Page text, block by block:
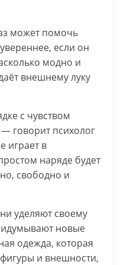
может помочь
если он
модно и
внешнему луку
с чувством
— говорит психолог
играет в
наряде будет
свободно и
уделяют своему
новые
одежда, которая
и внешности,